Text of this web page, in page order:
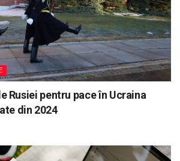
Rusiei pentru pace în Ucraina
din 2024